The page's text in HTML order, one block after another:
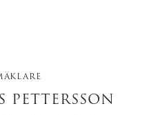
PETTERSSON